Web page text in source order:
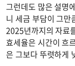
그런데도 많은 설명
니 세금 부담이 그
2025년까지의 자료
효세율은 시간이 흐
은 그보다 뚜렷하게